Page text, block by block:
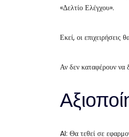
«Δελτίο Ελέγχου».
Εκεί, οι επιχειρήσεις
Αν δεν καταφέρουν να
AI: Θα τεθεί σε